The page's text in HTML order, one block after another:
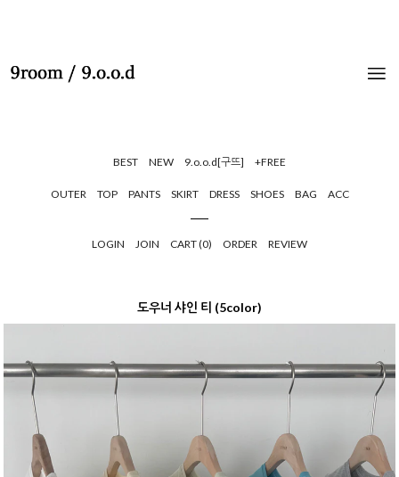
BEST NEW 9.o.o.d[구뜨] +FREE
OUTER TOP PANTS SKIRT DRESS SHOES BAG ACC
LOGIN JOIN CART (0) ORDER REVIEW
도우너 샤인 티 (5color)